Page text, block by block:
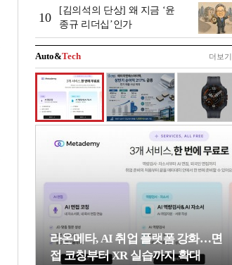
[금융 시니어 비즈니스 돋보
기]
10
[김의석의 단상] 왜 지금 ‘윤
종규 리더십’인가
Auto&Tech 더보기
라온메타, AI 취업 플랫폼 강화…면
접 코칭부터 XR 실습까지 확대